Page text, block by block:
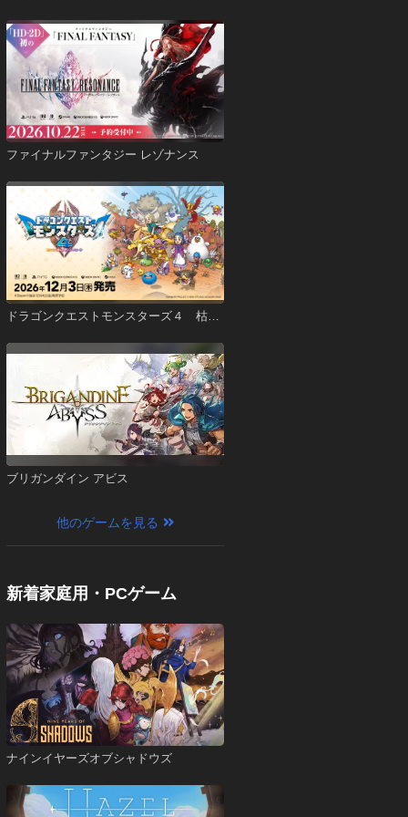
ファイナルファンタジー レゾナンス
ドラゴンクエストモンスターズ４ 枯れ
ブリガンダイン アビス
他のゲームを見る
新着家庭用・PCゲーム
ナインイヤーズオブシャドウズ